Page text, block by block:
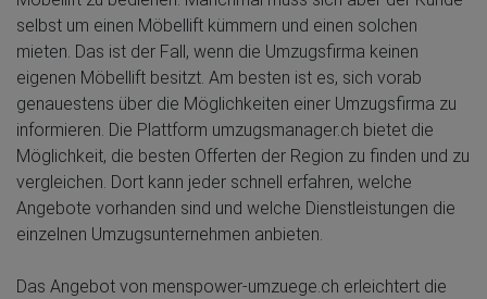
selbst um einen Möbellift kümmern und einen solchen
mieten. Das ist der Fall, wenn die Umzugsfirma keinen
eigenen Möbellift besitzt. Am besten ist es, sich vorab
genauestens über die Möglichkeiten einer Umzugsfirma zu
informieren. Die Plattform umzugsmanager.ch bietet die
Möglichkeit, die besten Offerten der Region zu finden und zu
vergleichen. Dort kann jeder schnell erfahren, welche
Angebote vorhanden sind und welche Dienstleistungen die
einzelnen Umzugsunternehmen anbieten.
Das Angebot von menspower-umzuege.ch erleichtert die